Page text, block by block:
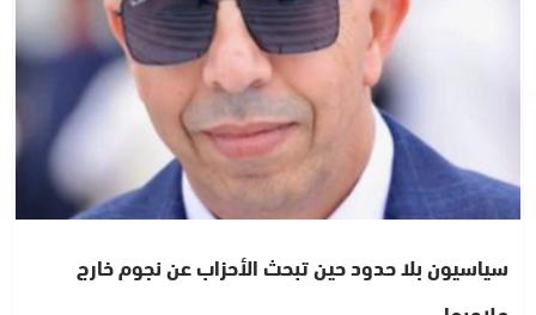
سياسيون بلا حدود حين تبحث الأحزاب عن نجوم خارج